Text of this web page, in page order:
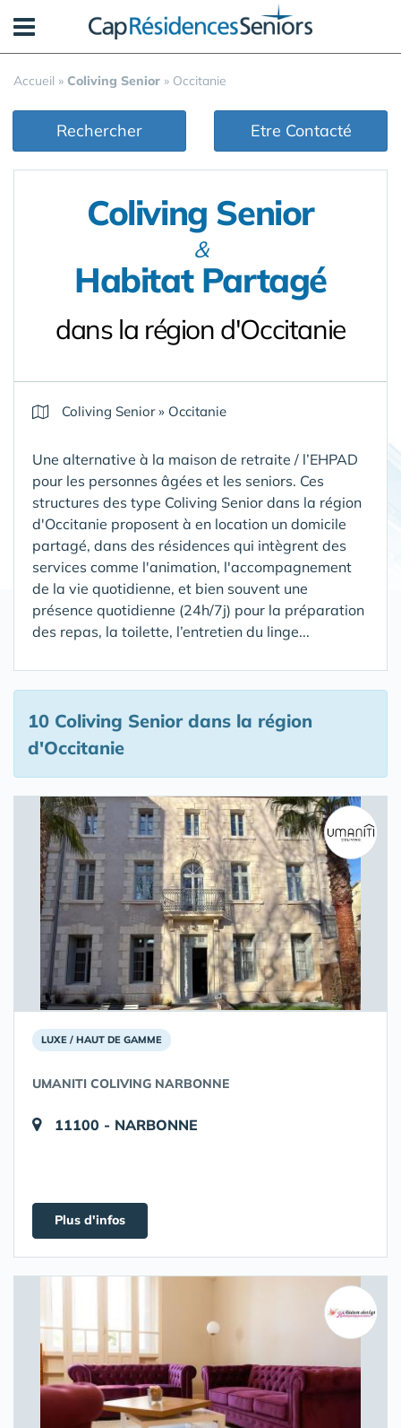
Accueil » Coliving Senior » Occitanie
Rechercher Etre Contacté
Coliving Senior
&
Habitat Partagé
dans la région d'Occitanie
Coliving Senior» Occitanie
Une alternative à la maison de retraite / l’EHPAD
pour les personnes âgées et les seniors. Ces
structures des type Coliving Senior dans la région
d'Occitanie proposent à en location un domicile
partagé, dans des résidences qui intègrent des
services comme l'animation, l'accompagnement
de la vie quotidienne, et bien souvent une
présence quotidienne (24h/7j) pour la préparation
des repas, la toilette, l’entretien du linge...
10 Coliving Seniordans la région
d'Occitanie
LUXE / HAUT DE GAMME
UMANITI COLIVING NARBONNE
11100 - NARBONNE
Plus d'infos